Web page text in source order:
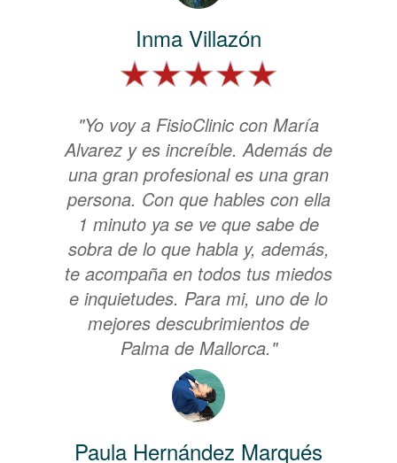
Inma Villazón
"Yo voy a FisioClinic con María
Alvarez y es increíble. Además de
una gran profesional es una gran
persona. Con que hables con ella
1 minuto ya se ve que sabe de
sobra de lo que habla y, además,
te acompaña en todos tus miedos
e inquietudes. Para mi, uno de lo
mejores descubrimientos de
Palma de Mallorca."
Paula Hernández Marqués